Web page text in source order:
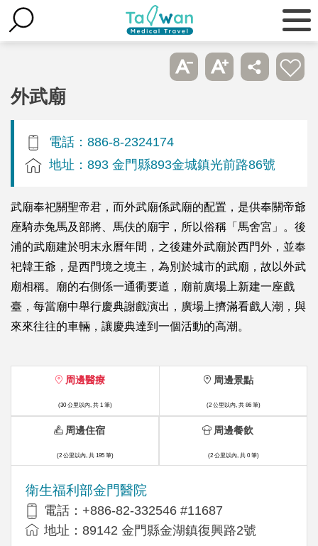
外武廟
電話：886-8-2324174
地址：893 金門縣893金城鎮光前路86號
武廟奉祀關聖帝君，而外武廟係武廟的配置，是供奉關帝爺
座騎赤兔馬及部將、馬伕的廟宇，所以俗稱「馬舍宮」。後
浦的武廟建於明末永曆年間，之後建外武廟於西門外，並奉
祀韓王爺，是西門境之境主，為別於城市的武廟，故以外武
廟相稱。廟的右側係一通衢要道，廟前廣場上新建一座戲
臺，每當廟中舉行慶典謝戲演出，廣場上擠滿看戲人潮，與
來來往往的車輛，讓慶典達到一個活動的高潮。
周邊醫療
(30 公里以內, 共 1 筆)
衛生福利部金門醫院
電話：+886-82-332546 #11687
地址：89142 金門縣金湖鎮復興路2號
周邊景點
(2 公里以內, 共 86 筆)
周邊住宿
(2 公里以內, 共 195 筆)
周邊餐飲
(2 公里以內, 共 0 筆)